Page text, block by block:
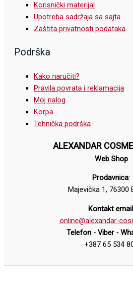
Korisnički materijal
Upotreba sadržaja sa sajta
Zaštita privatnosti podataka
Podrška
Kako naručiti?
Pravila povrata i reklamacija
Moj nalog
Korpa
Tehnička podrška
ALEXANDAR
Web Shop
Prodavnica:
Majevička 1, 76300
Kontakt
online@alexandar-
Telefon - Viber -
+387 65 534